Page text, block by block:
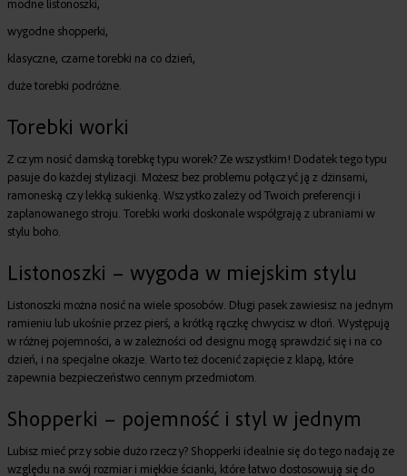
modne listonoszki,
wygodne shopperki,
klasyczne, czarne torebki na co dzień,
duże torebki podróżne.
Torebki worki
Z czym nosić damską torebkę typu worek? Ze wszystkim! Dodatek tego typu
pasuje do każdej stylizacji. Możesz bez problemu połączyć ją z dżinsami,
ramoneską czy lekką sukienką. Wszystko zależy od Twoich preferencji i
zaplanowanego stroju. Torebki worki doskonale współgrają z ubraniami w
stylu boho.
Listonoszki – wygoda w miejskim stylu
Listonoszki można nosić na wiele sposobów. Długi pasek zawiesisz na jednym
ramieniu lub ukośnie przez pierś, a krótką rączkę chwycisz w dłoń. Występują
w różnej pojemności, a w zależności od designu mogą sprawdzić się i na co
dzień, i na specjalne okazje. Warto też docenić zapięcie z klapą, które
zapewnia bezpieczeństwo cennym przedmiotom.
Shopperki – pojemność i styl w jednym
Lubisz mieć przy sobie dużo rzeczy? Shopperki idealnie się do tego nadają ze
względu na swój rozmiar i miękkie ścianki, które łatwo dostosowują się do